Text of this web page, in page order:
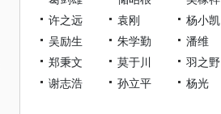
许之远
袁刚
杨小凯
吴励生
朱学勤
潘维
郑秉文
莫于川
羽之野
谢志浩
孙立平 杨光